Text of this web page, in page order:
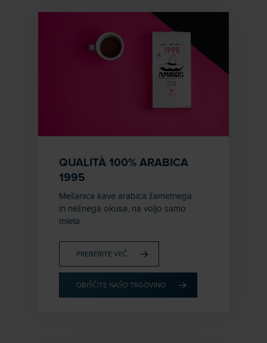
QUALITÀ 100% ARABICA
1995
Mešanica kave arabica žametnega
in nežnega okusa, na voljo samo
mleta.
PREBERITE VEČ
OBIŠČITE NAŠO TRGOVINO